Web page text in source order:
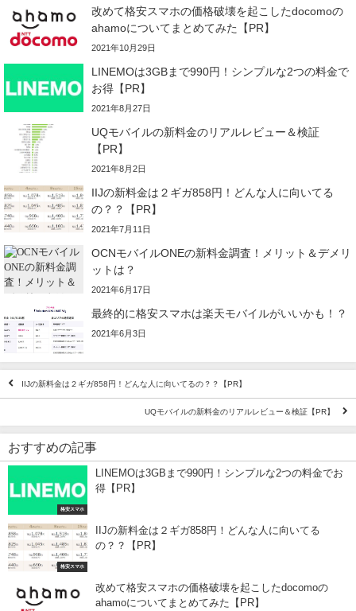
改めて格安スマホの価格破壊を起こしたdocomoの
ahamoについてまとめてみた【PR】
2021年10月29日
LINEMOは3GBまで990円！シンプルな2つの料金で
お得【PR】
2021年8月27日
UQモバイルの新料金のリアルレビュー＆検証
【PR】
2021年8月2日
IIJの新料金は２ギガ858円！どんな人に向いてる
の？？【PR】
2021年7月11日
OCNモバイルONEの新料金調査！メリット＆デメリ
ットは？
2021年6月17日
最終的に格安スマホは楽天モバイルがいいかも！？
2021年6月3日
IIJの新料金は２ギガ858円！どんな人に向いてるの？？【PR】
UQモバイルの新料金のリアルレビュー＆検証【PR】
おすすめの記事
格安スマホ
LINEMOは3GBまで990円！シンプルな2つの料金でお
得【PR】
格安スマホ
IIJの新料金は２ギガ858円！どんな人に向いてる
の？？【PR】
改めて格安スマホの価格破壊を起こしたdocomoの
ahamoについてまとめてみた【PR】